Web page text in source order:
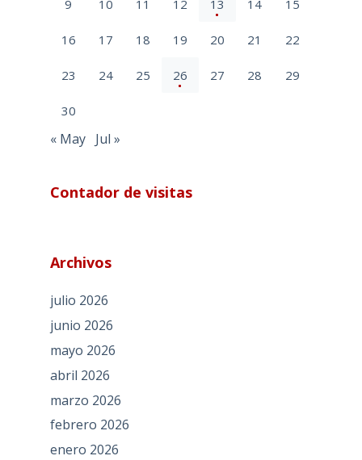
9 10 11 12 13 14 15
16 17 18 19 20 21 22
23 24 25 26 27 28 29
30
« May Jul »
Contador de visitas
Archivos
julio 2026
junio 2026
mayo 2026
abril 2026
marzo 2026
febrero 2026
enero 2026